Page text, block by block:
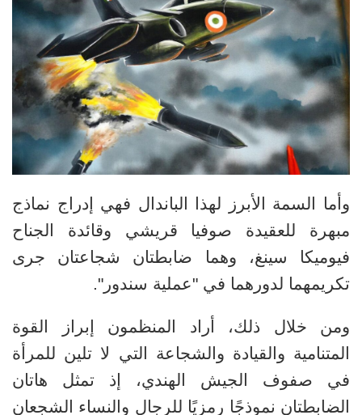
وأما السمة الأبرز لهذا الباندال فهي إدراج نماذج
مبهرة للعقيدة صوفيا قريشي وقائدة الجناح
فيوميكا سينغ، وهما ضابطتان شجاعتان جرى
تكريمهما لدورهما في "عملية سندور".
ومن خلال ذلك، أراد المنظمون إبراز القوة
المتنامية والقيادة والشجاعة التي لا تلين للمرأة
في صفوف الجيش الهندي، إذ تمثل هاتان
الضابطتان نموذجًا رمزيًا للرجال والنساء الشجعان